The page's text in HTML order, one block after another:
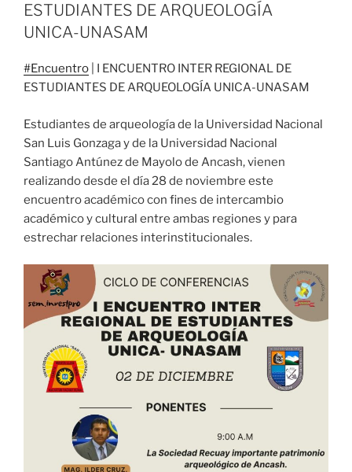
ESTUDIANTES DE ARQUEOLOGÍA
UNICA-UNASAM
#Encuentro | I ENCUENTRO INTER REGIONAL DE
ESTUDIANTES DE ARQUEOLOGÍA UNICA-UNASAM
Estudiantes de arqueología de la Universidad Nacional
San Luis Gonzaga y de la Universidad Nacional
Santiago Antúnez de Mayolo de Ancash, vienen
realizando desde el día 28 de noviembre este
encuentro académico con fines de intercambio
académico y cultural entre ambas regiones y para
estrechar relaciones interinstitucionales.